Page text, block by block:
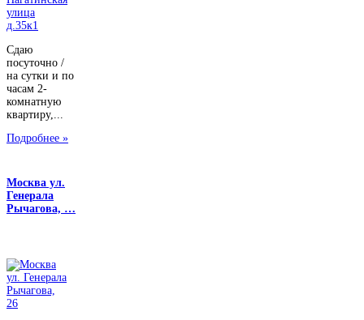
Сдаю
посуточно /
на сутки и по
часам 2-
комнатную
квартиру,...
Подробнее »
Москва ул.
Генерала
Рычагова, …